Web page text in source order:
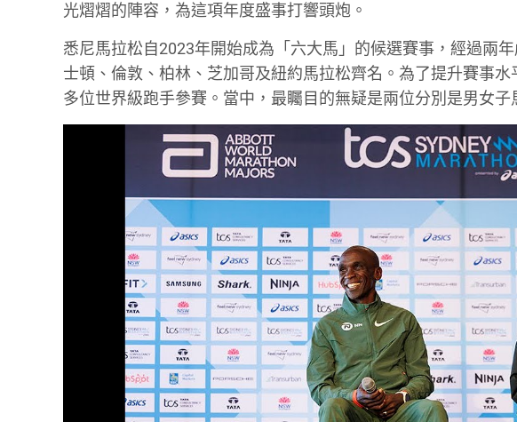
光熠熠的陣容，為這項年度盛事打響頭炮。
悉尼馬拉松自2023年開始成為「六大馬」的候選賽事，經過兩
士頓、倫敦、柏林、芝加哥及紐約馬拉松齊名。為了提升賽事
多位世界級跑手參賽。當中，最矚目的無疑是兩位分別是男女子